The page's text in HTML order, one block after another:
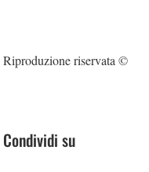
Riproduzione riservata ©
Condividi su